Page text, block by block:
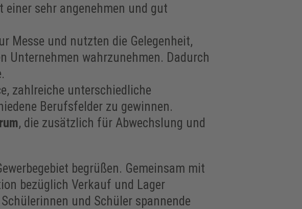
einer sehr angenehmen und gut
Messe und nutzten die Gelegenheit,
Unternehmen wahrzunehmen. Dadurch
zahlreiche unterschiedliche
Berufsfelder zu gewinnen.
, die zusätzlich für Abwechslung und
begrüßen. Gemeinsam mit
bezüglich Verkauf und Lager
und Schüler spannende